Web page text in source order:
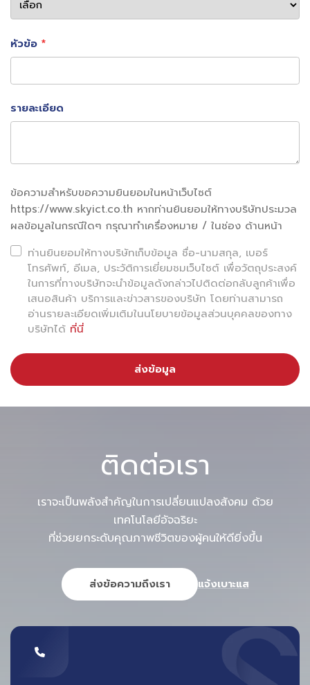
CUTE: กระจายผู้โดยสาร ลดความแออัด
ระบบ Common Use Terminal Equipment (CUTE) เช่น
บริเวณเคาน์เตอร์ และเพิ่มความรวดเร็วในการระบายผู้โดยสาร
ไม่ต้องเปิดระบบรองรับเกินความจำเป็น
AOCC & Real-time Data: ลด Taxi
Time ลดคาร์บอนโดยตรง
ในระดับการปฏิบัติการ ระบบ AOCC (Airport Operations
Control Center) และ Real-time Data ช่วยให้การจัดสรร
Gate และ Stand มีความแม่นยำมากขึ้น ลดเวลาการรอของ
เครื่องบิน และลดระยะเวลา Taxi บนรันเวย์ได้อย่างมี
ประสิทธิภาพ ซึ่งเป็นหนึ่งในจุดที่ “ลดการปล่อยคาร์บอนได้
Efficiency + Sustainability
สายการบินเลือกสนามบินที่ช่วยลดเวลาและต้นทุน
ผู้โดยสารเลือกสนามบินที่เดินทางสะดวก
นักลงทุนให้ความสำคัญกับ ESG
ดังนั้น Green Airport ที่ขับเคลื่อนด้วยข้อมูล จึงกลายเป็น
“ข้อได้เปรียบเชิงกลยุทธ์” ไม่ใช่แค่ภาพลักษณ์
หัวข้อ
รายละเอียด
ข้อความสำหรับขอความยินยอมในหน้าเว็บไซต์
https://www.skyict.co.th หากท่านยินยอมให้ทางบริษัทประมวล
ผลข้อมูลในกรณีใดๆ กรุณาทำเครื่องหมาย / ในช่อง ด้านหน้า
ท่านยินยอมให้ทางบริษัทเก็บข้อมูล ชื่อ-นามสกุล, เบอร์
โทรศัพท์, อีเมล, ประวัติการเยี่ยมชมเว็บไซต์ เพื่อวัตถุประสงค์
ในการที่ทางบริษัทจะนำข้อมูลดังกล่าวไปติดต่อกลับลูกค้าเพื่อ
เสนอสินค้า บริการและข่าวสารของบริษัท โดยท่านสามารถ
อ่านรายละเอียดเพิ่มเติมในนโยบายข้อมูลส่วนบุคคลของทาง
บริษัทได้ ที่นี่
ส่งข้อมูล
ติดต่อเรา
เราจะเป็นพลังสำคัญในการเปลี่ยนแปลงสังคม ด้วย
เทคโนโลยีอัจฉริยะ
ที่ช่วยยกระดับคุณภาพชีวิตของผู้คนให้ดียิ่งขึ้น
ส่งข้อความถึงเรา แจ้งเบาะแส